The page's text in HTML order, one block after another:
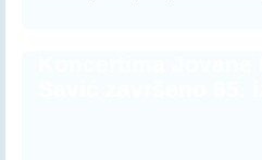
Koncertima
Savić završeno